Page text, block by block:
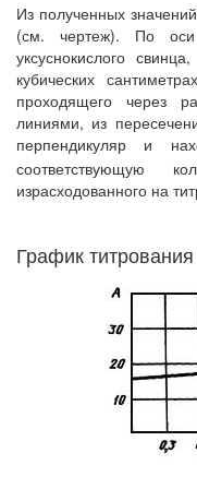
Из полученных
(см. чертеж). По оси
уксуснокислого
кубических
проходящего через
линиями, из
перпендикуляр и
соответствующую
израсходованного на
График титрования